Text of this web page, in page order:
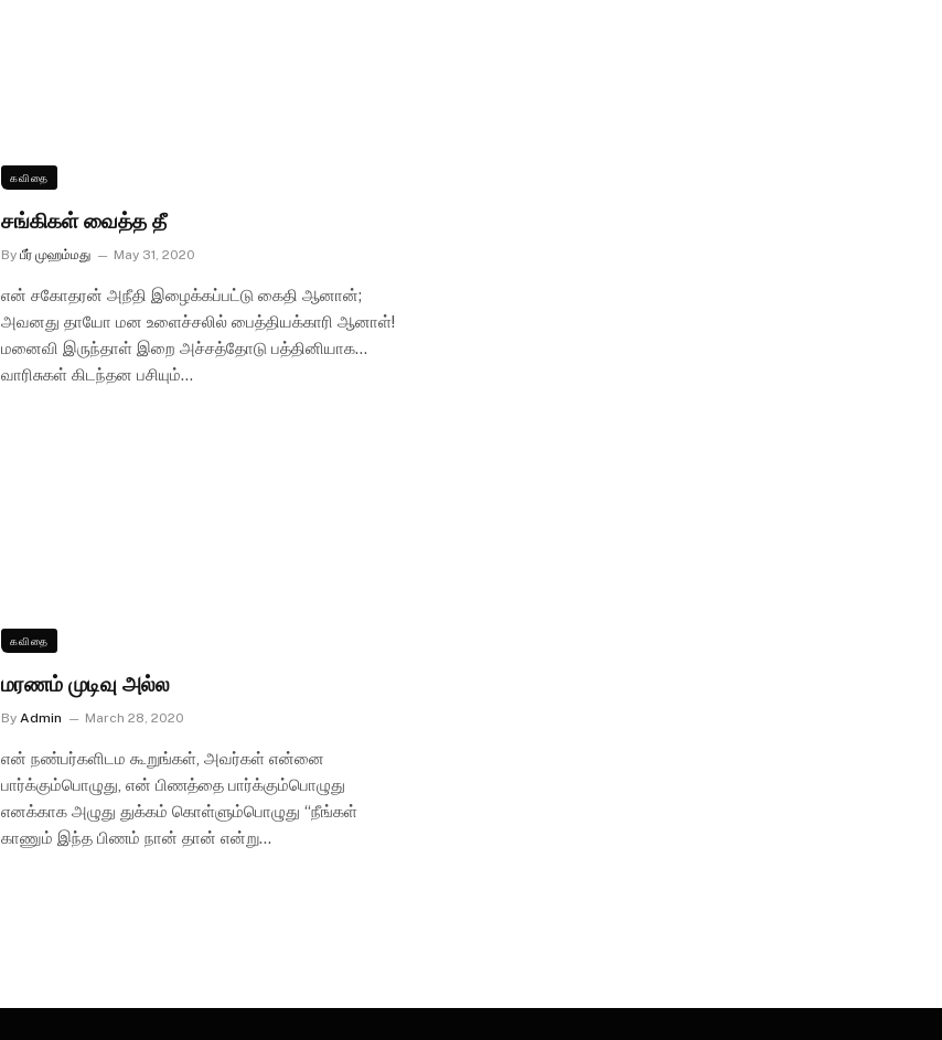
கவிதை
சங்கிகள் வைத்த தீ
By பீர் முஹம்மது May 31, 2020
என் சகோதரன் அநீதி இழைக்கப்பட்டு கைதி ஆனான்;
அவனது தாயோ மன உளைச்சலில் பைத்தியக்காரி ஆனாள்!
மனைவி இருந்தாள் இறை அச்சத்தோடு பத்தினியாக…
வாரிசுகள் கிடந்தன பசியும்…
கவிதை
மரணம் முடிவு அல்ல
By Admin March 28, 2020
என் நண்பர்களிடம கூறுங்கள், அவர்கள் என்னை
பார்க்கும்பொழுது, என் பிணத்தை பார்க்கும்பொழுது
எனக்காக அழுது துக்கம் கொள்ளும்பொழுது “நீங்கள்
காணும் இந்த பிணம் நான் தான் என்று…